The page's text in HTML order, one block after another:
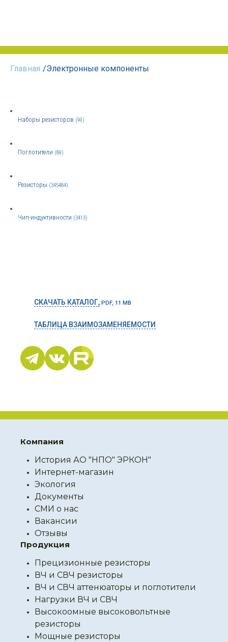
Главная /Электронные компоненты
Наборы резисторов (90)
Поглотители (89)
Резисторы (345484)
Чип-индуктивности (3413)
СКАЧАТЬ КАТАЛОГ, PDF, 11 MB
ТАБЛИЦА ВЗАИМОЗАМЕНЯЕМОСТИ
Компания
История АО "НПО" ЭРКОН"
Интернет-магазин
Экология
Документы
СМИ о нас
Вакансии
Отзывы
Продукция
Прецизионные резисторы
ВЧ и СВЧ резисторы
ВЧ и СВЧ аттенюаторы и поглотители
Нагрузки ВЧ и СВЧ
Высокоомные высоковольтные
резисторы
Мощные резисторы